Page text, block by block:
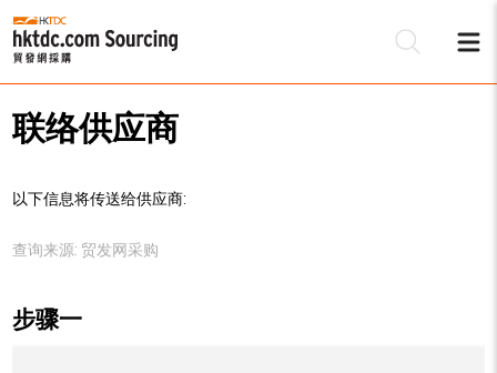
联络供应商
以下信息将传送给供应商:
查询来源: 贸发网采购
步骤一